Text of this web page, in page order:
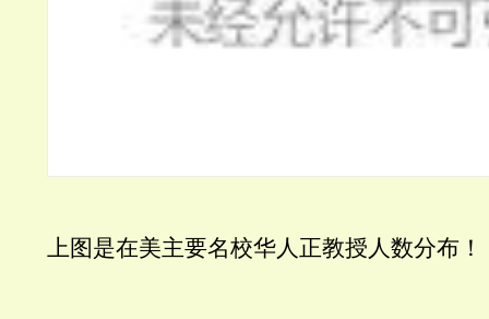
上图是在美主要名校华人正教授人数分布！